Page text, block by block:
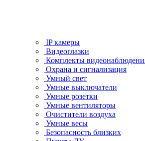
IP камеры
Видеоглазки
Комплекты
Охрана и сигнализация
Умный свет
Умные выключатели
Умные розетки
Умные вентиляторы
Очистители воздуха
Умные весы
Безопасность близких